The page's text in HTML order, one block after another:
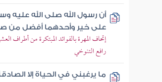
أن رسول الله صلى الله
على خير وأحدهما أفضل من
إتحاف المهرة بالفوائد المبتكرة من
رافع التنوخي
ما يرغبني في الحياة إلا